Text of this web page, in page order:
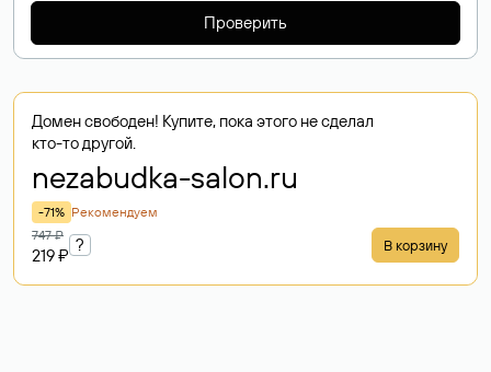
Проверить
Домен свободен! Купите, пока этого не сделал
кто-то другой.
nezabudka-salon.ru
-71% Рекомендуем
747 ₽
219 ₽
? В корзину